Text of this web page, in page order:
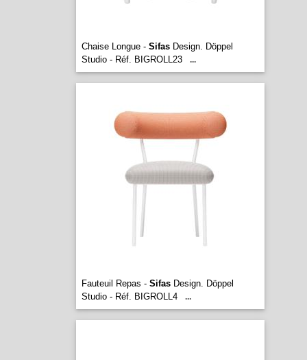
Chaise Longue - SifasDesign. Döppel
Studio - Réf. BIGROLL23
...
Fauteuil Repas - SifasDesign. Döppel
Studio - Réf. BIGROLL4
...